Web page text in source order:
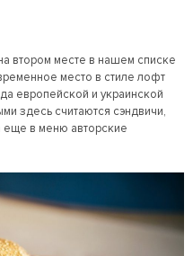
втором месте в нашем списке
место в стиле лофт
европейской и украинской
здесь считаются сэндвичи,
еще в меню авторские